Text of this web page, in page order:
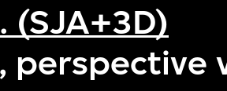
(SJA+3D)
perspective